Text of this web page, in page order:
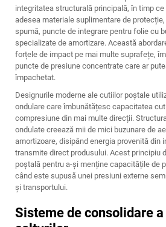
integritatea structurală principală, în timp
adesea materiale suplimentare de
spumă, puncte de integrare pentru folie cu
specializate de amortizare. Această
forțele de impact pe mai multe suprafețe,
puncte de presiune concentrate care ar
împachetat.
Designurile moderne ale cutiilor poștale
ondulare care îmbunătățesc capacitatea
compresiune din mai multe direcții.
ondulate creează mii de mici buzunare de
amortizoare, disipând energia provenită din
transmite direct produsului. Acest principiu
poștală pentru a-și menține capacitățile de
când este supusă unei presiuni externe
și transportului.
Sisteme de consolidare